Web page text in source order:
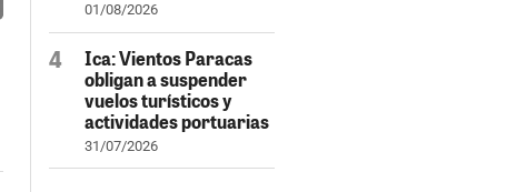
01/08/2026
Ica: Vientos Paracas
obligan a suspender
vuelos turísticos y
actividades portuarias
31/07/2026